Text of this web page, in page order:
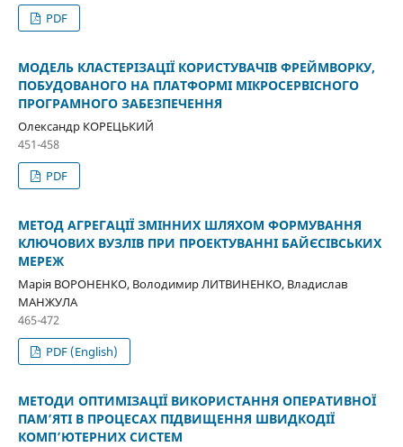
PDF
МОДЕЛЬ КЛАСТЕРІЗАЦІЇ КОРИСТУВАЧІВ ФРЕЙМВОРКУ,
ПОБУДОВАНОГО НА ПЛАТФОРМІ МІКРОСЕРВІСНОГО
ПРОГРАМНОГО ЗАБЕЗПЕЧЕННЯ
Олександр КОРЕЦЬКИЙ
451-458
PDF
МЕТОД АГРЕГАЦІЇ ЗМІННИХ ШЛЯХОМ ФОРМУВАННЯ
КЛЮЧОВИХ ВУЗЛІВ ПРИ ПРОЕКТУВАННІ БАЙЄСІВСЬКИХ
МЕРЕЖ
Марія ВОРОНЕНКО, Володимир ЛИТВИНЕНКО, Владислав
МАНЖУЛА
465-472
PDF (English)
МЕТОДИ ОПТИМІЗАЦІЇ ВИКОРИСТАННЯ ОПЕРАТИВНОЇ
ПАМ’ЯТІ В ПРОЦЕСАХ ПІДВИЩЕННЯ ШВИДКОДІЇ
КОМП’ЮТЕРНИХ СИСТЕМ